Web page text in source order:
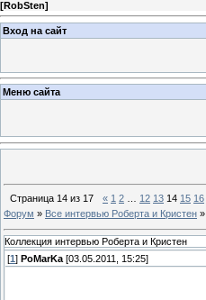
[RobSten]
Вход на сайт
Меню сайта
Страница 14 из 17 « 1 2 12 13 14 15 16
Форум » Все интервью Роберта и Кристен »
Коллекция интервью Роберта и Кристен
[1 ] PoMarKa [03.05.2011, 15:25]